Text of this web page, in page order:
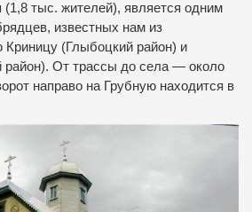
тыс. жителей), является одним
известных нам из
(Глыбоцкий район) и
район). От трассы до села — около
направо на Грубную находится в